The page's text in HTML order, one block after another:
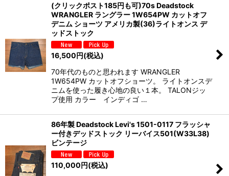
(クリックポスト185円も可)70s Deadstock
WRANGLER ラングラー 1W654PW カットオフ
デニム ショーツ アメリカ製(36)ライトオンス デ
ッドストック
16,500円(税込)
70年代のものと思われます WRANGLER
1W654PW カットオフショーツ。 ライトオンスデ
ニムを使った履き心地の良い１本。 TALONジッ
プ使用 カラー インディゴ …
86年製 Deadstock Levi's 1501-0117 フラッシャ
ー付きデッドストック リーバイス501(W33L38)
ビンテージ
110,000円(税込)